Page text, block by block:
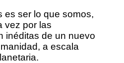
es ser lo que somos,
vez por las
inéditas de un nuevo
a escala